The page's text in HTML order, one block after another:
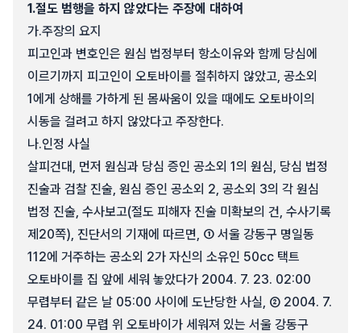
1.절도 범행을 하지 않았다는 주장에 대하여
가.주장의 요지
피고인과 변호인은 원심 법정부터 항소이유와 함께 당심에
이르기까지 피고인이 오토바이를 절취하지 않았고, 공소외
1에게 상해를 가하게 된 몸싸움이 있을 때에도 오토바이의
시동을 걸려고 하지 않았다고 주장한다.
나.인정 사실
살피건대, 먼저 원심과 당심 증인 공소외 1의 원심, 당심 법정
진술과 검찰 진술, 원심 증인 공소외 2, 공소외 3의 각 원심
법정 진술, 수사보고(절도 피해자 진술 미확보의 건, 수사기록
제20쪽), 진단서의 기재에 따르면, ① 서울 강동구 명일동
112에 거주하는 공소외 2가 자신의 소유인 50cc 택트
오토바이를 집 앞에 세워 놓았다가 2004. 7. 23. 02:00
무렵부터 같은 날 05:00 사이에 도난당한 사실, ② 2004. 7.
24. 01:00 무렵 위 오토바이가 세워져 있는 서울 강동구